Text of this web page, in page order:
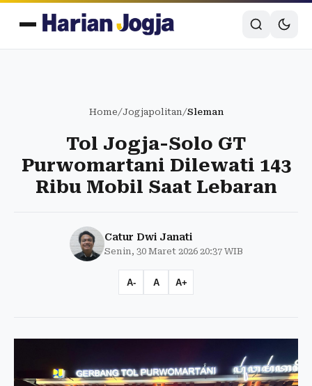
Home/Jogjapolitan/Sleman
Tol Jogja-Solo GT
Purwomartani Dilewati 143
Ribu Mobil Saat Lebaran
Catur Dwi Janati
Senin, 30 Maret 2026 20:37 WIB
A- A A+